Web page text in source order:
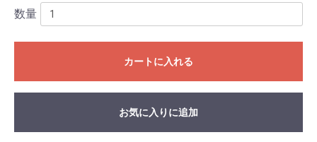
数量
カートに入れる
お気に入りに追加